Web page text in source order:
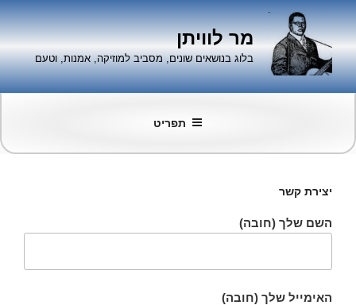
דילוג
לתוכן
מר לוויתן
בלוג בנושאים שונים, מסביב למוזיקה, אמנות, וטעם
תפריט
יצירת קשר
השם שלך (חובה)
האימייל שלך (חובה)